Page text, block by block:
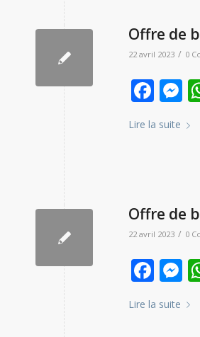
Offre de
22 avril 2023 / 0
Lire la suite
Offre de
22 avril 2023 / 0
Lire la suite